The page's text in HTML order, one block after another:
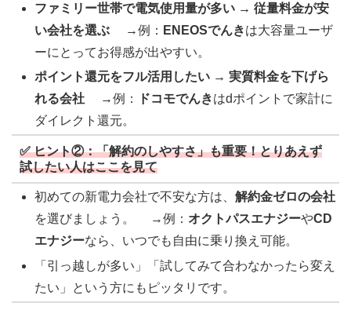
ファミリー世帯で電気使用量が多い → 従量料金が安
い会社を選ぶ →例： ENEOSでんきは大容量ユーザ
ーにとってお得感が出やすい。
ポイント還元をフル活用したい → 実質料金を下げら
れる会社 →例： ドコモでんきはdポイントで家計に
ダイレクト還元。
✅ ヒント②：「解約のしやすさ」も重要！とりあえず
試したい人はここを見て
初めての新電力会社で不安な方は、解約金ゼロの会社
を選びましょう。 →例： オクトパスエナジーやCD
エナジーなら、いつでも自由に乗り換え可能。
「引っ越しが多い」「試してみて合わなかったら変え
たい」という方にもピッタリです。